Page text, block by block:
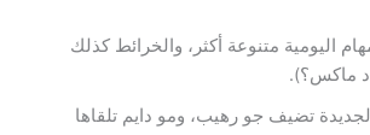
اليومية متنوعة أكثر، والخرائط كذلك
ماكس؟).
تضيف جو رهيب، ومو دايم تلقاها